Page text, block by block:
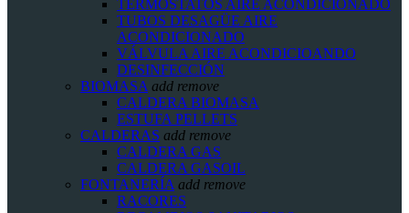
TERMOSTATOS AIRE ACONDICIONADO
TUBOS DESAGÜE AIRE
ACONDICIONADO
VÁLVULA AIRE ACONDICIOANDO
DESINFECCIÓN
BIOMASA add remove
CALDERA BIOMASA
ESTUFA PELLETS
CALDERAS add remove
CALDERA GAS
CALDERA GASOIL
FONTANERÍA add remove
RACORES